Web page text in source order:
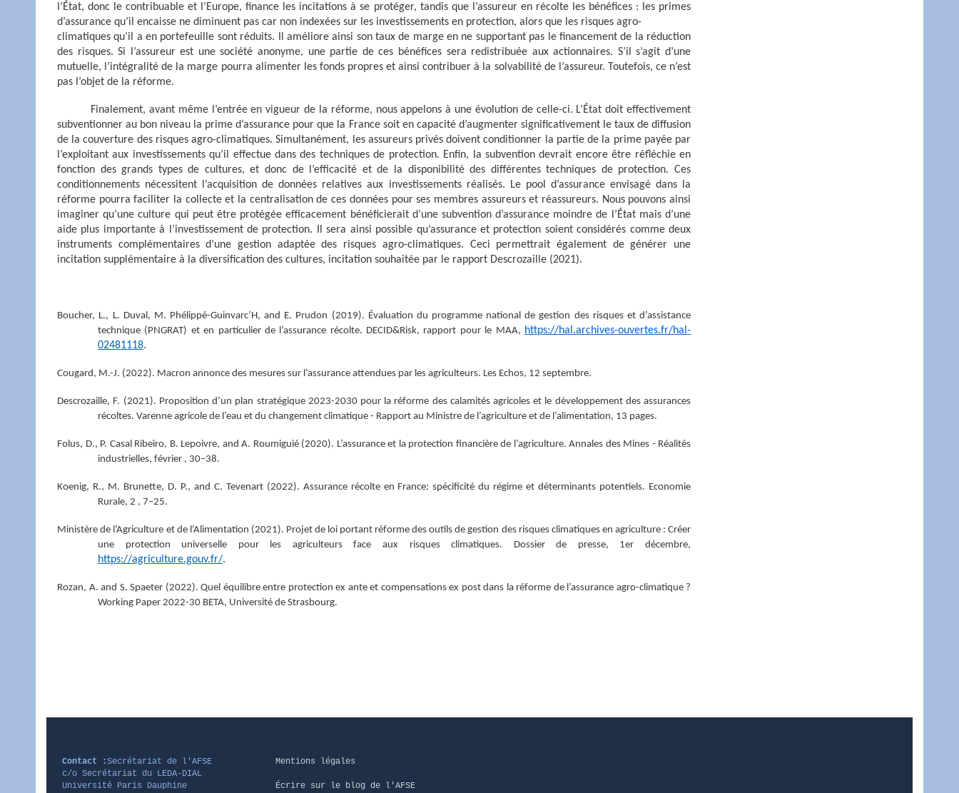
l’État, donc le contribuable et l’Europe, finance les incitations à se protéger, tandis que l’assureur en récolte les bénéfices : les primes
d’assurance qu’il encaisse ne diminuent pas car non indexées sur les investissements en protection, alors que les risques agro-
climatiques qu’il a en portefeuille sont réduits. Il améliore ainsi son taux de marge en ne supportant pas le financement de la réduction
des risques. Si l’assureur est une société anonyme, une partie de ces bénéfices sera redistribuée aux actionnaires. S’il s’agit d’une
mutuelle, l’intégralité de la marge pourra alimenter les fonds propres et ainsi contribuer à la solvabilité de l’assureur. Toutefois, ce n’est
pas l’objet de la réforme.
Finalement, avant même l’entrée en vigueur de la réforme, nous appelons à une évolution de celle-ci. L’État doit effectivement
subventionner au bon niveau la prime d’assurance pour que la France soit en capacité d’augmenter significativement le taux de diffusion
de la couverture des risques agro-climatiques. Simultanément, les assureurs privés doivent conditionner la partie de la prime payée par
l’exploitant aux investissements qu’il effectue dans des techniques de protection. Enfin, la subvention devrait encore être réfléchie en
fonction des grands types de cultures, et donc de l’efficacité et de la disponibilité des différentes techniques de protection. Ces
conditionnements nécessitent l’acquisition de données relatives aux investissements réalisés. Le pool d’assurance envisagé dans la
réforme pourra faciliter la collecte et la centralisation de ces données pour ses membres assureurs et réassureurs. Nous pouvons ainsi
imaginer qu’une culture qui peut être protégée efficacement bénéficierait d’une subvention d’assurance moindre de l’État mais d’une
aide plus importante à l’investissement de protection. Il sera ainsi possible qu’assurance et protection soient considérés comme deux
instruments complémentaires d’une gestion adaptée des risques agro-climatiques. Ceci permettrait également de générer une
incitation supplémentaire à la diversification des cultures, incitation souhaitée par le rapport Descrozaille (2021).
Boucher, L., L. Duval, M. Phélippé-Guinvarc’H, and E. Prudon (2019). Évaluation du programme national de gestion des risques et d’assistance
technique (PNGRAT) et en particulier de l’assurance récolte. DECID&Risk, rapport pour le MAA, https://hal.archives-ouvertes.fr/hal-
02481118.
Cougard, M.-J. (2022). Macron annonce des mesures sur l’assurance attendues par les agriculteurs. Les Echos, 12 septembre.
Descrozaille, F. (2021). Proposition d’un plan stratégique 2023-2030 pour la réforme des calamités agricoles et le développement des assurances
récoltes. Varenne agricole de l’eau et du changement climatique - Rapport au Ministre de l’agriculture et de l’alimentation, 13 pages.
Folus, D., P. Casal Ribeiro, B. Lepoivre, and A. Roumiguié (2020). L’assurance et la protection financière de l’agriculture. Annales des Mines - Réalités
industrielles, février , 30–38.
Koenig, R., M. Brunette, D. P., and C. Tevenart (2022). Assurance récolte en France: spécificité du régime et déterminants potentiels. Economie
Rurale, 2 , 7–25.
Ministère de l’Agriculture et de l’Alimentation (2021). Projet de loi portant réforme des outils de gestion des risques climatiques en agriculture : Créer
une protection universelle pour les agriculteurs face aux risques climatiques. Dossier de presse, 1er décembre,
https://agriculture.gouv.fr/.
Rozan, A. and S. Spaeter (2022). Quel équilibre entre protection ex ante et compensations ex post dans la réforme de l’assurance agro-climatique ?
Working Paper 2022-30 BETA, Université de Strasbourg.
Contact :Secrétariat de l'AFSE
c/o Secrétariat du LEDA-DIAL
Université Paris Dauphine
Mentions légales
Écrire sur le blog de l'AFSE